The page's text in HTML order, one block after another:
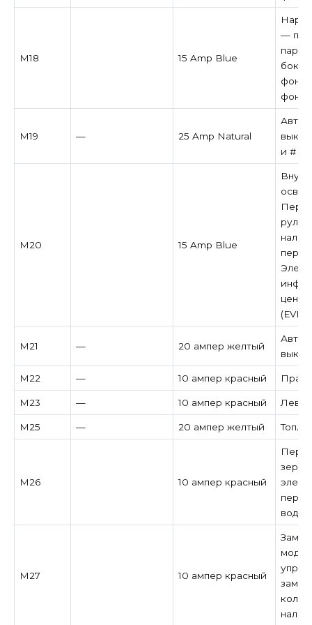
M18 15 Amp Blue
—
M19 — 25 Amp Natural
и # 2
M20 15 Amp Blue
M21 — 20 ампер желтый
M22 — 10 ампер красный
M23 — 10 ампер красный
M25 — 20 ампер желтый
M26 10 ампер красный
M27 10 ампер красный